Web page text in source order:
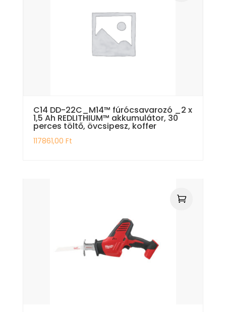
C14 DD-22C_M14™ fúrócsavarozó _2 x
1,5 Ah REDLITHIUM™ akkumulátor, 30
perces töltő, övcsipesz, koffer
117861,00 Ft